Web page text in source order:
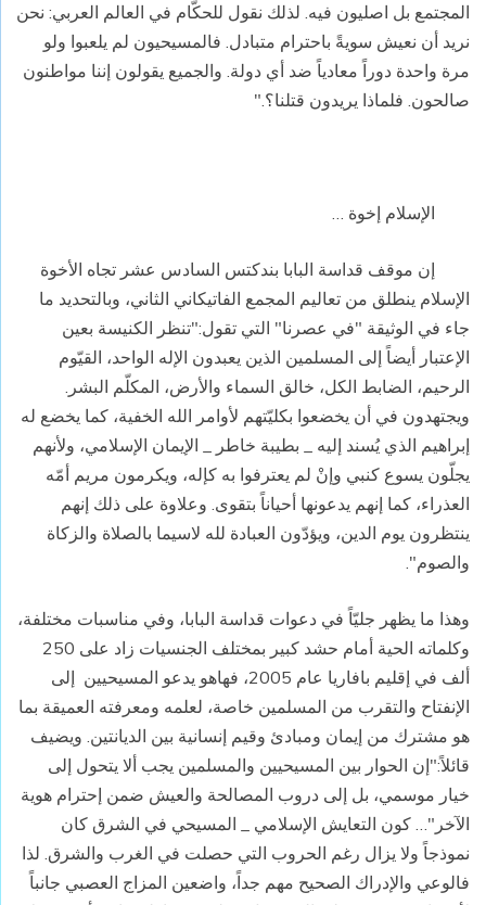
المجتمع بل اصليون فيه. لذلك نقول للحكّام في العالم العربي: نحن
نريد أن نعيش سويةً باحترام متبادل. فالمسيحيون لم يلعبوا ولو
مرة واحدة دوراً معادياً ضد أي دولة. والجميع يقولون إننا مواطنون
صالحون. فلماذا يريدون قتلنا؟."
الإسلام إخوة …
إن موقف قداسة البابا بندكتس السادس عشر تجاه الأخوة
الإسلام ينطلق من تعاليم المجمع الفاتيكاني الثاني، وبالتحديد ما
جاء في الوثيقة "في عصرنا" التي تقول:"تنظر الكنيسة بعين
الإعتبار أيضاً إلى المسلمين الذين يعبدون الإله الواحد، القيّوم
الرحيم، الضابط الكل، خالق السماء والأرض، المكلّم البشر.
ويجتهدون في أن يخضعوا بكليّتهم لأوامر الله الخفية، كما يخضع له
إبراهيم الذي يُسند إليه _ بطيبة خاطر _ الإيمان الإسلامي، ولأنهم
يجلّون يسوع كنبي وإنْ لم يعترفوا به كإله، ويكرمون مريم أمّه
العذراء، كما إنهم يدعونها أحياناً بتقوى. وعلاوة على ذلك إنهم
ينتظرون يوم الدين، ويؤدّون العبادة لله لاسيما بالصلاة والزكاة
والصوم".
وهذا ما يظهر جليّاً في دعوات قداسة البابا، وفي مناسبات مختلفة،
وكلماته الحية أمام حشد كبير بمختلف الجنسيات زاد على 250
ألف في إقليم بافاريا عام 2005، فهاهو يدعو المسيحيين
إلى
الإنفتاح والتقرب من المسلمين خاصة، لعلمه ومعرفته العميقة بما
هو مشترك من إيمان ومبادئ وقيم إنسانية بين الديانتين. ويضيف
قائلاً:"إن الحوار بين المسيحيين والمسلمين يجب ألا يتحول إلى
خيار موسمي، بل إلى دروب المصالحة والعيش ضمن إحترام هوية
الآخر"… كون التعايش الإسلامي _ المسيحي في الشرق كان
نموذجاً ولا يزال رغم الحروب التي حصلت في الغرب والشرق. لذا
فالوعي والإدراك الصحيح مهم جداً، واضعين المزاج العصبي جانباً